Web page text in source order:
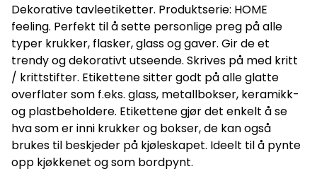
Dekorative tavleetiketter. Produktserie: HOME
feeling. Perfekt til å sette personlige preg på alle
typer krukker, flasker, glass og gaver. Gir de et
trendy og dekorativt utseende. Skrives på med kritt
/ krittstifter. Etikettene sitter godt på alle glatte
overflater som f.eks. glass, metallbokser, keramikk-
og plastbeholdere. Etikettene gjør det enkelt å se
hva som er inni krukker og bokser, de kan også
brukes til beskjeder på kjøleskapet. Ideelt til å pynte
opp kjøkkenet og som bordpynt.